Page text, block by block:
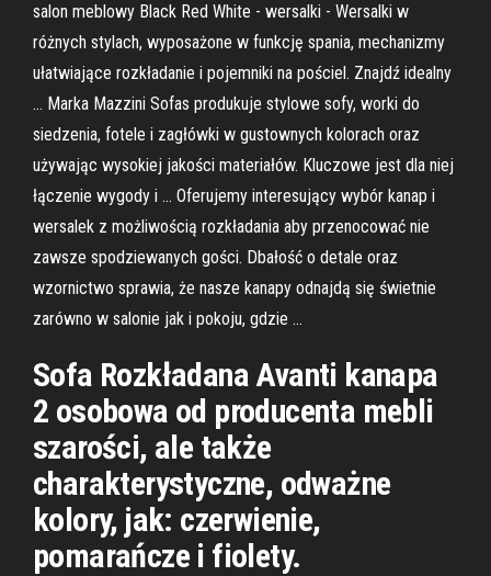
salon meblowy Black Red White - wersalki - Wersalki w
różnych stylach, wyposażone w funkcję spania, mechanizmy
ułatwiające rozkładanie i pojemniki na pościel. Znajdź idealny
… Marka Mazzini Sofas produkuje stylowe sofy, worki do
siedzenia, fotele i zagłówki w gustownych kolorach oraz
używając wysokiej jakości materiałów. Kluczowe jest dla niej
łączenie wygody i … Oferujemy interesujący wybór kanap i
wersalek z możliwością rozkładania aby przenocować nie
zawsze spodziewanych gości. Dbałość o detale oraz
wzornictwo sprawia, że nasze kanapy odnajdą się świetnie
zarówno w salonie jak i pokoju, gdzie …
Sofa Rozkładana Avanti kanapa
2 osobowa od producenta mebli
szarości, ale także
charakterystyczne, odważne
kolory, jak: czerwienie,
pomarańcze i fiolety.